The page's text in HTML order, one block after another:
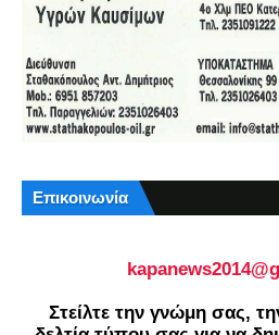
Επικοινωνία
Στείλτε την γνώμη σας,